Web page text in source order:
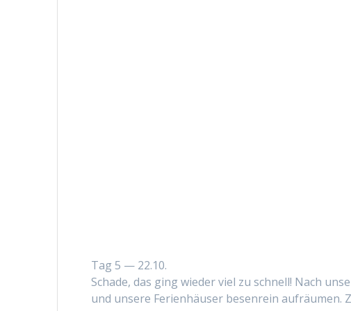
Tag 5 — 22.10.
Schade, das ging wieder viel zu schnell! Nach
und unsere Ferien­häuser besen­rein